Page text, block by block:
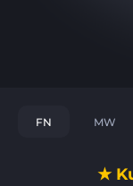
FN MW
★